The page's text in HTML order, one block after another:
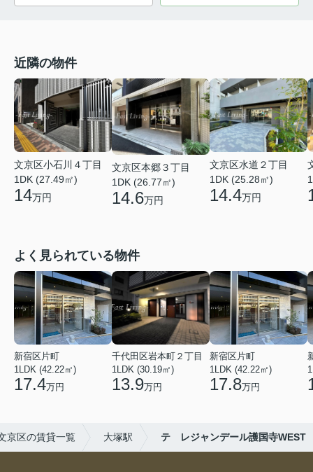
近隣の物件
文京区小石川４丁目
1DK (27.49㎡)
14万円
文京区本郷３丁目
1DK (26.77㎡)
14.6万円
文京区水道２丁目
1DK (25.28㎡)
14.4万円
よく見られている物件
新宿区片町
1LDK (42.22㎡)
17.4万円
千代田区岩本町２丁目
1LDK (30.19㎡)
13.9万円
新宿区片町
1LDK (42.22㎡)
17.8万円
京区の賃貸一覧 大塚駅 テ レジャンデール護国寺WEST